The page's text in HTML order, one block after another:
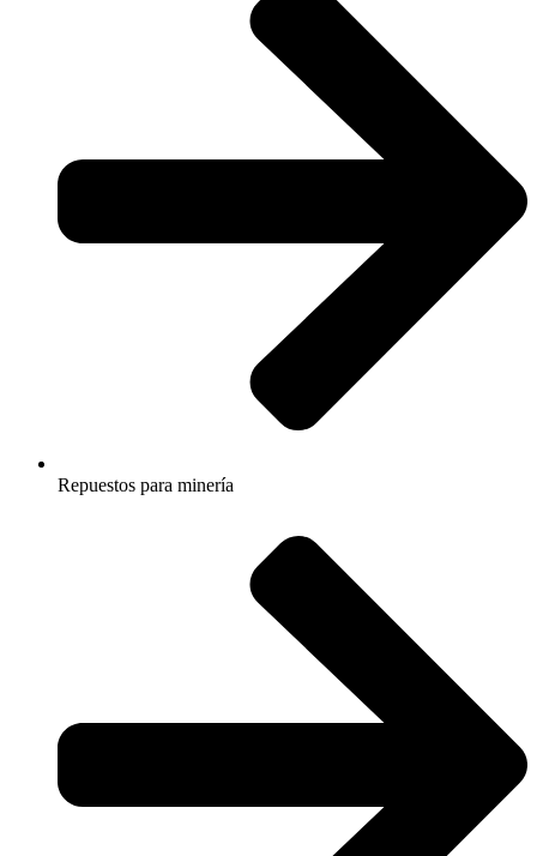
Repuestos para minería